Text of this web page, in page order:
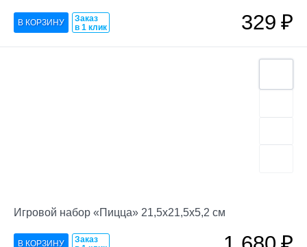
Заказ
в 1 клик
329₽
Игровой набор «Пицца» 21,5х21,5х5,2 см
Заказ